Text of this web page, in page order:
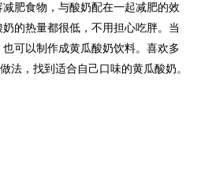
肥食物，与酸奶配在一起减肥的效
的热量都很低，不用担心吃胖。当
可以制作成黄瓜酸奶饮料。喜欢多
法，找到适合自己口味的黄瓜酸奶。